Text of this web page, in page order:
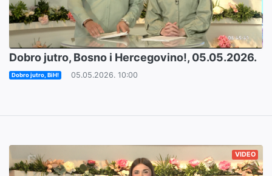
Dobro jutro, Bosno i Hercegovino!, 05.05.2026.
Dobro jutro, BiH! 05.05.2026. 10:00
VIDEO